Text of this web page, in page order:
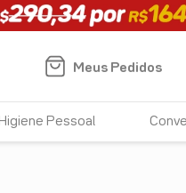
Meus Pedidos
Higiene Pessoal